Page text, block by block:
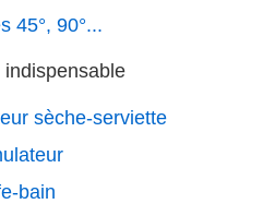
45°, 90°...
indispensable
sèche-serviette
bain